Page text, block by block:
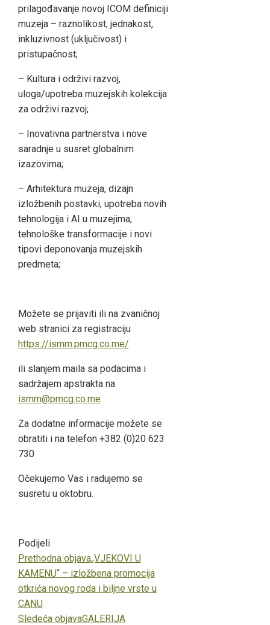
prilagođavanje novoj ICOM definiciji
muzeja – raznolikost, jednakost,
inkluzivnost (uključivost) i
pristupačnost;
– Kultura i održivi razvoj,
uloga/upotreba muzejskih kolekcija
za održivi razvoj;
– Inovativna partnerstva i nove
saradnje u susret globalnim
izazovima;
– Arhitektura muzeja, dizajn
izložbenih postavki, upotreba novih
tehnologija i AI u muzejima;
tehnološke transformacije i novi
tipovi deponovanja muzejskih
predmeta;
Možete se prijaviti ili na zvaničnoj
web stranici za registraciju
https://ismm.pmcg.co.me/
ili slanjem maila sa podacima i
sadržajem apstrakta na
ismm@pmcg.co.me
Za dodatne informacije možete se
obratiti i na telefon +382 (0)20 623
730
Očekujemo Vas i radujemo se
susretu u oktobru.
Podijeli
Facebook
Twitter
LinkedIn
Pinterest
Stumbleupon
Email
Prethodna objava„VJEKOVI U
KAMENU“ – izložbena promocija
otkrića novog roda i biljne vrste u
CANU
Sledeća objavaGALERIJA